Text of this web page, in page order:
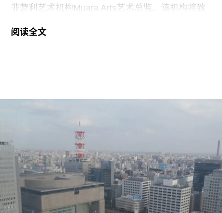
非营利艺术机构Muara Arts艺术总监。该机构将致
正式开幕。与美术馆配套建设的一座表演艺术剧场
生河（Klang River）交汇处。美术馆将利用经过改
该机构由律师尚蒂·坎迪亚（Shanthi Kandiah）与
私募股权投资人布拉马尔·瓦苏德万（Brahmal
Vasudevan）共同创立，并由两人于2010年成立的
马来西亚非营利组织Creador Foundation负责运
营。
在新职位上，Yee将运用其策划现当代艺术展览的
阅读全文